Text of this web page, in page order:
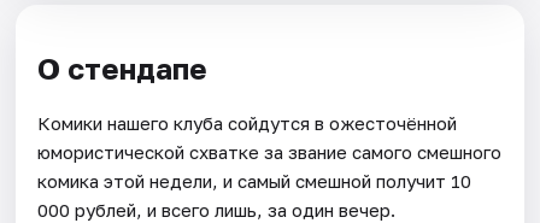
О стендапе
Комики нашего клуба сойдутся в ожесточённой
юмористической схватке за звание самого смешного
комика этой недели, и самый смешной получит 10
000 рублей, и всего лишь, за один вечер.